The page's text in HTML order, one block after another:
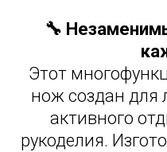
🔧
Этот
нож создан для
активного
рукоделия.